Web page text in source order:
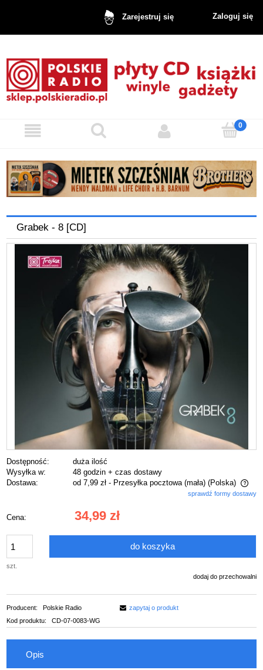
Zarejestruj się Zaloguj się
Grabek - 8 [CD]
Dostępność:
duża ilość
Wysyłka w:
48 godzin + czas dostawy
Dostawa:
od 7,99 zł - Przesyłka pocztowa (mała) (Polska)
Cena nie zawiera ewentualnych kosztów płatnościsprawdź formy dostawy
Cena: 34,99 zł
szt.
do koszyka
dodaj do przechowalni
Producent:
Polskie Radio
Kod produktu:
CD-07-0083-WG
zapytaj o produkt
Opis